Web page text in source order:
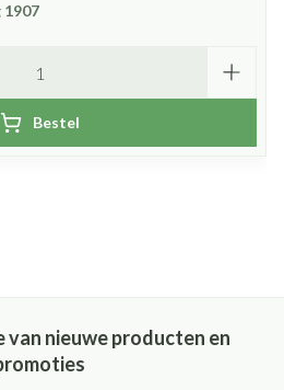
1907
Bestel
van nieuwe producten en